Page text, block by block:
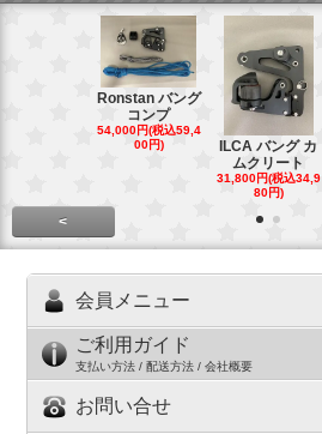
Ronstan バング
コンプ
54,000円(税込59,4
00円)
ILCA バング カ
ムクリート
31,800円(税込34,9
80円)
<
会員メニュー
ご利用ガイド
支払い方法 / 配送方法 / 会社概要
お問い合せ